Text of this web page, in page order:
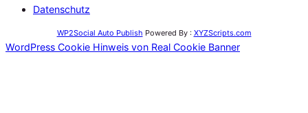
Datenschutz
WP2Social Auto Publish Powered By : XYZScripts.com
WordPress Cookie Hinweis von Real Cookie Banner